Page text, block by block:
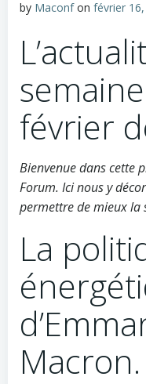
by Maconf on février
février
Bienvenue dans cette
Forum. Ici nous y
permettre de mieux la
La
Macron.